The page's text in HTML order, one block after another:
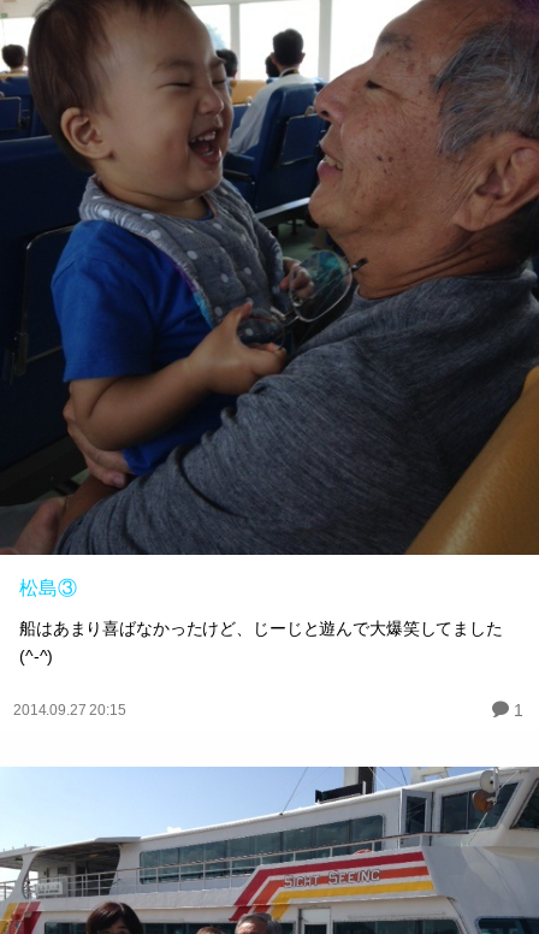
松島③
船はあまり喜ばなかったけど、じーじと遊んで大爆笑してました
(^-^)
2014.09.27 20:15 1